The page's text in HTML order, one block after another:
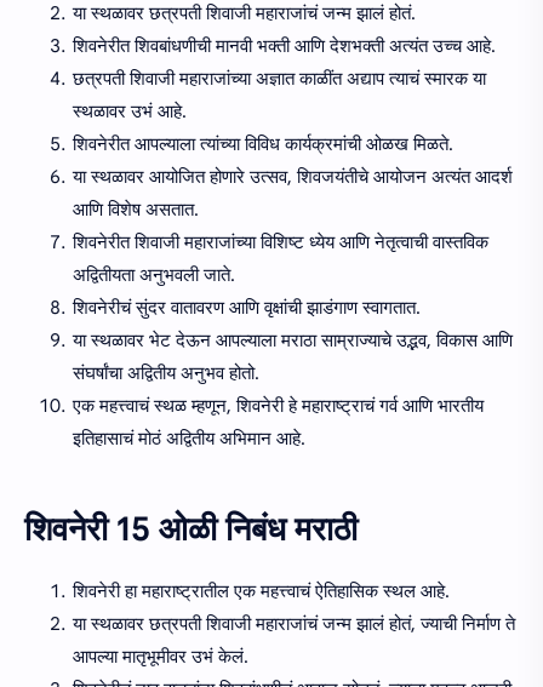
या स्थळावर छत्रपती शिवाजी महाराजांचं जन्म झालं होतं.
शिवनेरीत शिवबांधणीची मानवी भक्ती आणि देशभक्ती अत्यंत उच्च आहे.
छत्रपती शिवाजी महाराजांच्या अज्ञात काळींत अद्याप त्याचं स्मारक या
स्थळावर उभं आहे.
शिवनेरीत आपल्याला त्यांच्या विविध कार्यक्रमांची ओळख मिळते.
या स्थळावर आयोजित होणारे उत्सव, शिवजयंतीचे आयोजन अत्यंत आदर्श
आणि विशेष असतात.
शिवनेरीत शिवाजी महाराजांच्या विशिष्ट ध्येय आणि नेतृत्वाची वास्तविक
अद्वितीयता अनुभवली जाते.
शिवनेरीचं सुंदर वातावरण आणि वृक्षांची झाडंगाण स्वागतात.
या स्थळावर भेट देऊन आपल्याला मराठा साम्राज्याचे उद्भव, विकास आणि
संघर्षांचा अद्वितीय अनुभव होतो.
एक महत्त्वाचं स्थळ म्हणून, शिवनेरी हे महाराष्ट्राचं गर्व आणि भारतीय
इतिहासाचं मोठं अद्वितीय अभिमान आहे.
शिवनेरी 15 ओळी निबंध मराठी
शिवनेरी हा महाराष्ट्रातील एक महत्त्वाचं ऐतिहासिक स्थल आहे.
या स्थळावर छत्रपती शिवाजी महाराजांचं जन्म झालं होतं, ज्याची निर्माण ते
आपल्या मातृभूमीवर उभं केलं.